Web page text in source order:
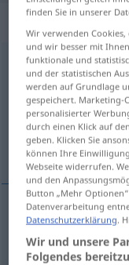
Vereinbarungf
Übersicht aller
(Für mehr Details die
dogóvor
dogóvor
finden Sie in unserer
Wir verwenden
und wir besser mit
funktionale und
und der statistischen
werden auf Grundlage
gespeichert. Marketing-
personalisierter
durch einen Klick auf
geben. Klicken Sie
können Ihre
Webseite widerrufen.
und den
Button „Mehr
Datenverarbeitung
Datenschutzerklärung.
Wir und unsere
Folgendes